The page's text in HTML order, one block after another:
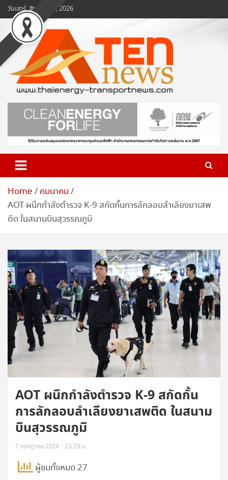
Skip
to
content
วันเสาร์, สิงหาคม 8, 2026
www.ten-news.com
ข่าวพลังงานและคมนาคม
Home
คมนาคม
AOT ผนึกกำลังตำรวจ K-9 สกัดกั้นการลักลอบลำเลียงยาเสพ
ติด ในสนามบินสุวรรณภูมิ
AOT ผนึกกำลังตำรวจ K-9 สกัดกั้น
การลักลอบลำเลียงยาเสพติด ในสนาม
บินสุวรรณภูมิ
7 กรกฎาคม 2026 - 23:29 น.
ผู้ชมทั้งหมด 27